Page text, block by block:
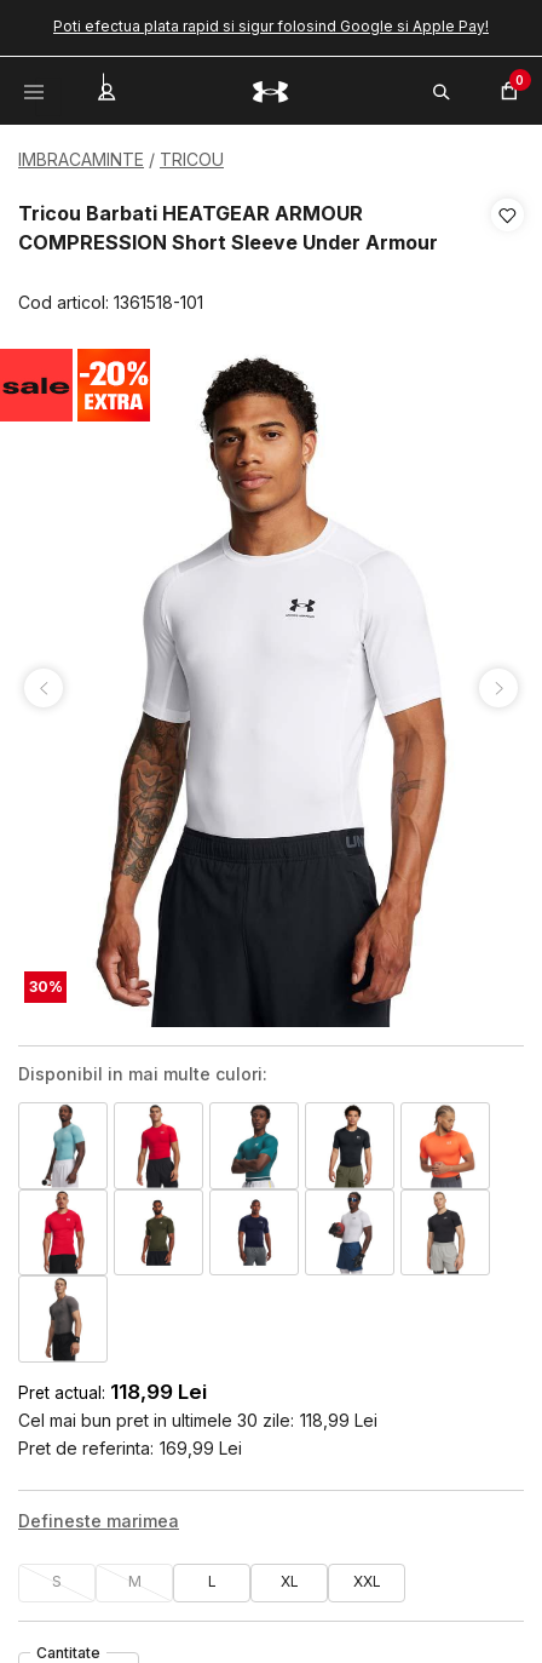
Poti efectua plata rapid si sigur folosind Google si Apple Pay!
0
IMBRACAMINTE TRICOU
Tricou Barbati HEATGEAR ARMOUR
COMPRESSION Short Sleeve Under Armour
Cod articol: 1361518-101
30%
Disponibil in mai multe culori:
Pret actual: 118,99 Lei
Cel mai bun pret in ultimele 30 zile: 118,99 Lei
Pret de referinta: 169,99 Lei
Defineste marimea
S M L XL XXL
Cantitate